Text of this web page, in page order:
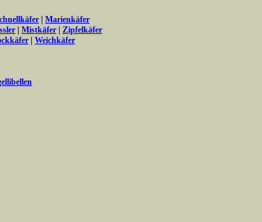
Marienkäfer
Mistkäfer
Zipfelkäfer
Weichkäfer